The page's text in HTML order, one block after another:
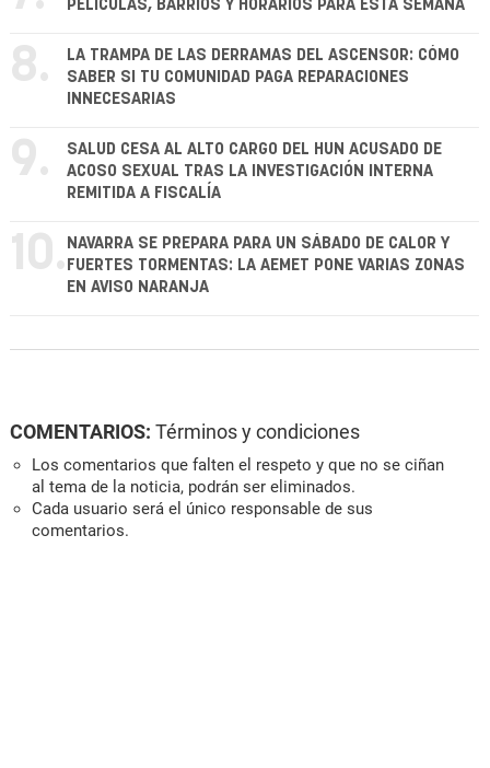
PELÍCULAS, BARRIOS Y HORARIOS PARA ESTA SEMANA
8.
LA TRAMPA DE LAS DERRAMAS DEL ASCENSOR: CÓMO
SABER SI TU COMUNIDAD PAGA REPARACIONES
INNECESARIAS
9.
SALUD CESA AL ALTO CARGO DEL HUN ACUSADO DE
ACOSO SEXUAL TRAS LA INVESTIGACIÓN INTERNA
REMITIDA A FISCALÍA
10. NAVARRA SE PREPARA PARA UN SÁBADO DE CALOR Y
FUERTES TORMENTAS: LA AEMET PONE VARIAS ZONAS
EN AVISO NARANJA
COMENTARIOS: Términos y condiciones
Los comentarios que falten el respeto y que no se ciñan
al tema de la noticia, podrán ser eliminados.
Cada usuario será el único responsable de sus
comentarios.